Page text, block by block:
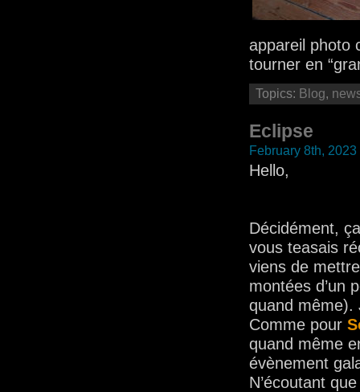
appareil photo
tourner en
Topics: Blog,
Eclipse
February 8th, 2023
Hello,
Décidément,
vous teasais
viens de
montées d’un
quand même).
Comme pour
quand même
évènement
N’écoutant